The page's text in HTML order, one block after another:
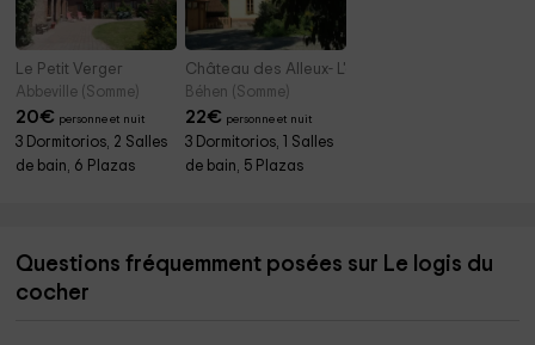
Le Petit Verger
Abbeville (Somme)
20€ personne et nuit
3 Dormitorios, 2 Salles
de bain, 6 Plazas
Château des Alleux- L'écurie Neuve
Béhen (Somme)
22€ personne et nuit
3 Dormitorios, 1 Salles
de bain, 5 Plazas
Questions fréquemment posées sur Le logis du
cocher